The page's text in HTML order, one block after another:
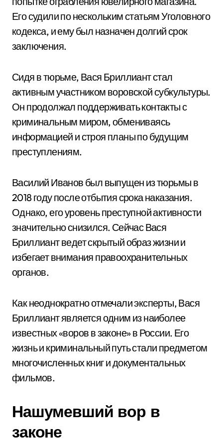
Его судили по нескольким статьям Уголовного
кодекса, и ему был назначен долгий срок
заключения.
Сидя в тюрьме, Вася Бриллиант стал
активным участником воровской субкультуры.
Он продолжал поддерживать контакты с
криминальным миром, обмениваясь
информацией и строя планы по будущим
преступлениям.
Василий Иванов был выпущен из тюрьмы в
2018 году после отбытия срока наказания.
Однако, его уровень преступной активности
значительно снизился. Сейчас Вася
Бриллиант ведет скрытый образ жизни и
избегает внимания правоохранительных
органов.
Как неоднократно отмечали эксперты, Вася
Бриллиант является одним из наиболее
известных «воров в законе» в России. Его
жизнь и криминальный путь стали предметом
многочисленных книг и документальных
фильмов.
Нашумевший вор в
законе